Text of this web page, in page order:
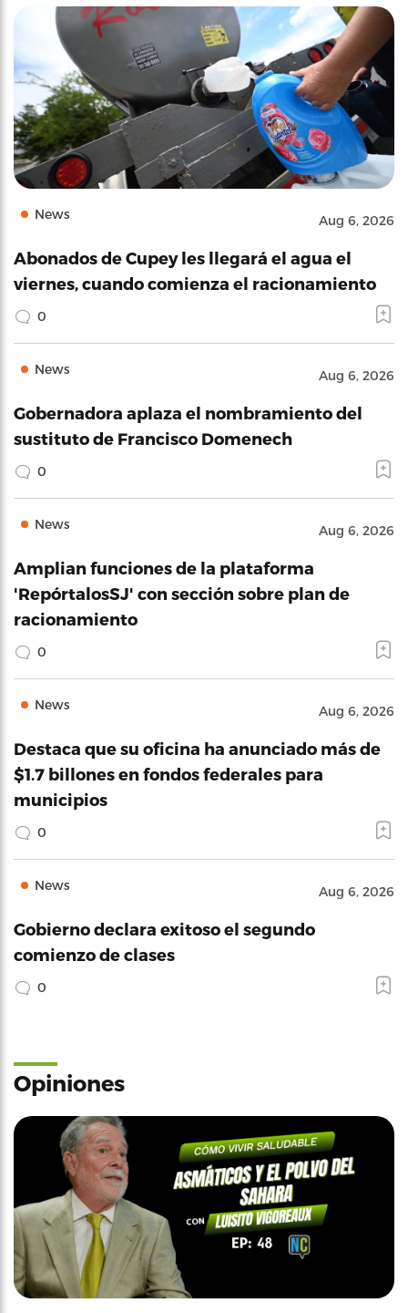
News Aug 6, 2026
Abonados de Cupey les llegará el agua el
viernes, cuando comienza el racionamiento
0
News Aug 6, 2026
Gobernadora aplaza el nombramiento del
sustituto de Francisco Domenech
0
News Aug 6, 2026
Amplian funciones de la plataforma
'RepórtalosSJ' con sección sobre plan de
racionamiento
0
News Aug 6, 2026
Destaca que su oficina ha anunciado más de
$1.7 billones en fondos federales para
municipios
0
News Aug 6, 2026
Gobierno declara exitoso el segundo
comienzo de clases
0
Opiniones